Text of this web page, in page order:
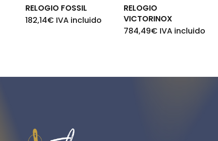
RELOGIO FOSSIL
182,14€ IVA incluido
RELOGIO
VICTORINOX
784,49€ IVA incluido